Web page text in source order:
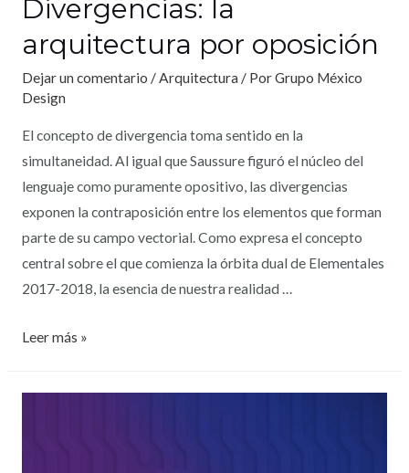
Divergencias: la
arquitectura por oposición
Dejar un comentario /Arquitectura / PorGrupo México
Design
El concepto de divergencia toma sentido en la
simultaneidad. Al igual que Saussure figuró el núcleo del
lenguaje como puramente opositivo, las divergencias
exponen la contraposición entre los elementos que forman
parte de su campo vectorial. Como expresa el concepto
central sobre el que comienza la órbita dual de Elementales
2017-2018, la esencia de nuestra realidad …
Leer más »